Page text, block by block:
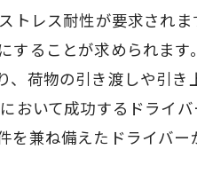
トレス耐性が要求され
ることが求められます
荷物の引き渡しや引き
おいて成功するドライ
兼ね備えたドライバー